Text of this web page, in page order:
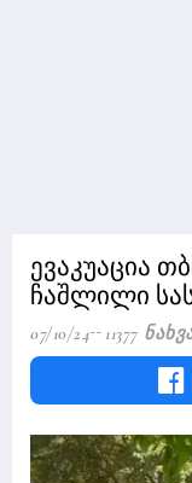
ევაკუაცია
ჩაშლილი
07/10/24 11377